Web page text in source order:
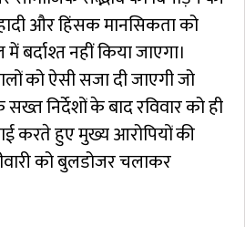
और हिंसक मानसिकता को
बर्दाश्त नहीं किया जाएगा।
को ऐसी सजा दी जाएगी जो
निर्देशों के बाद रविवार को ही
करते हुए मुख्य आरोपियों की
को बुलडोजर चलाकर